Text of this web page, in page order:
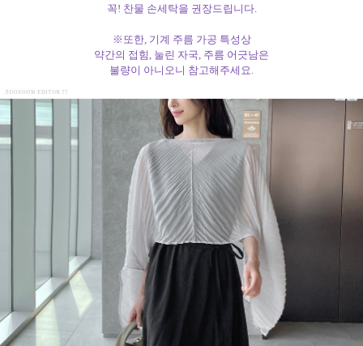
꼭! 찬물 손세탁을 권장드립니다.
※또한, 기계 주름 가공 특성상
약간의 접힘, 눌린 자국, 주름 어긋남은
불량이 아니오니 참고해주세요.